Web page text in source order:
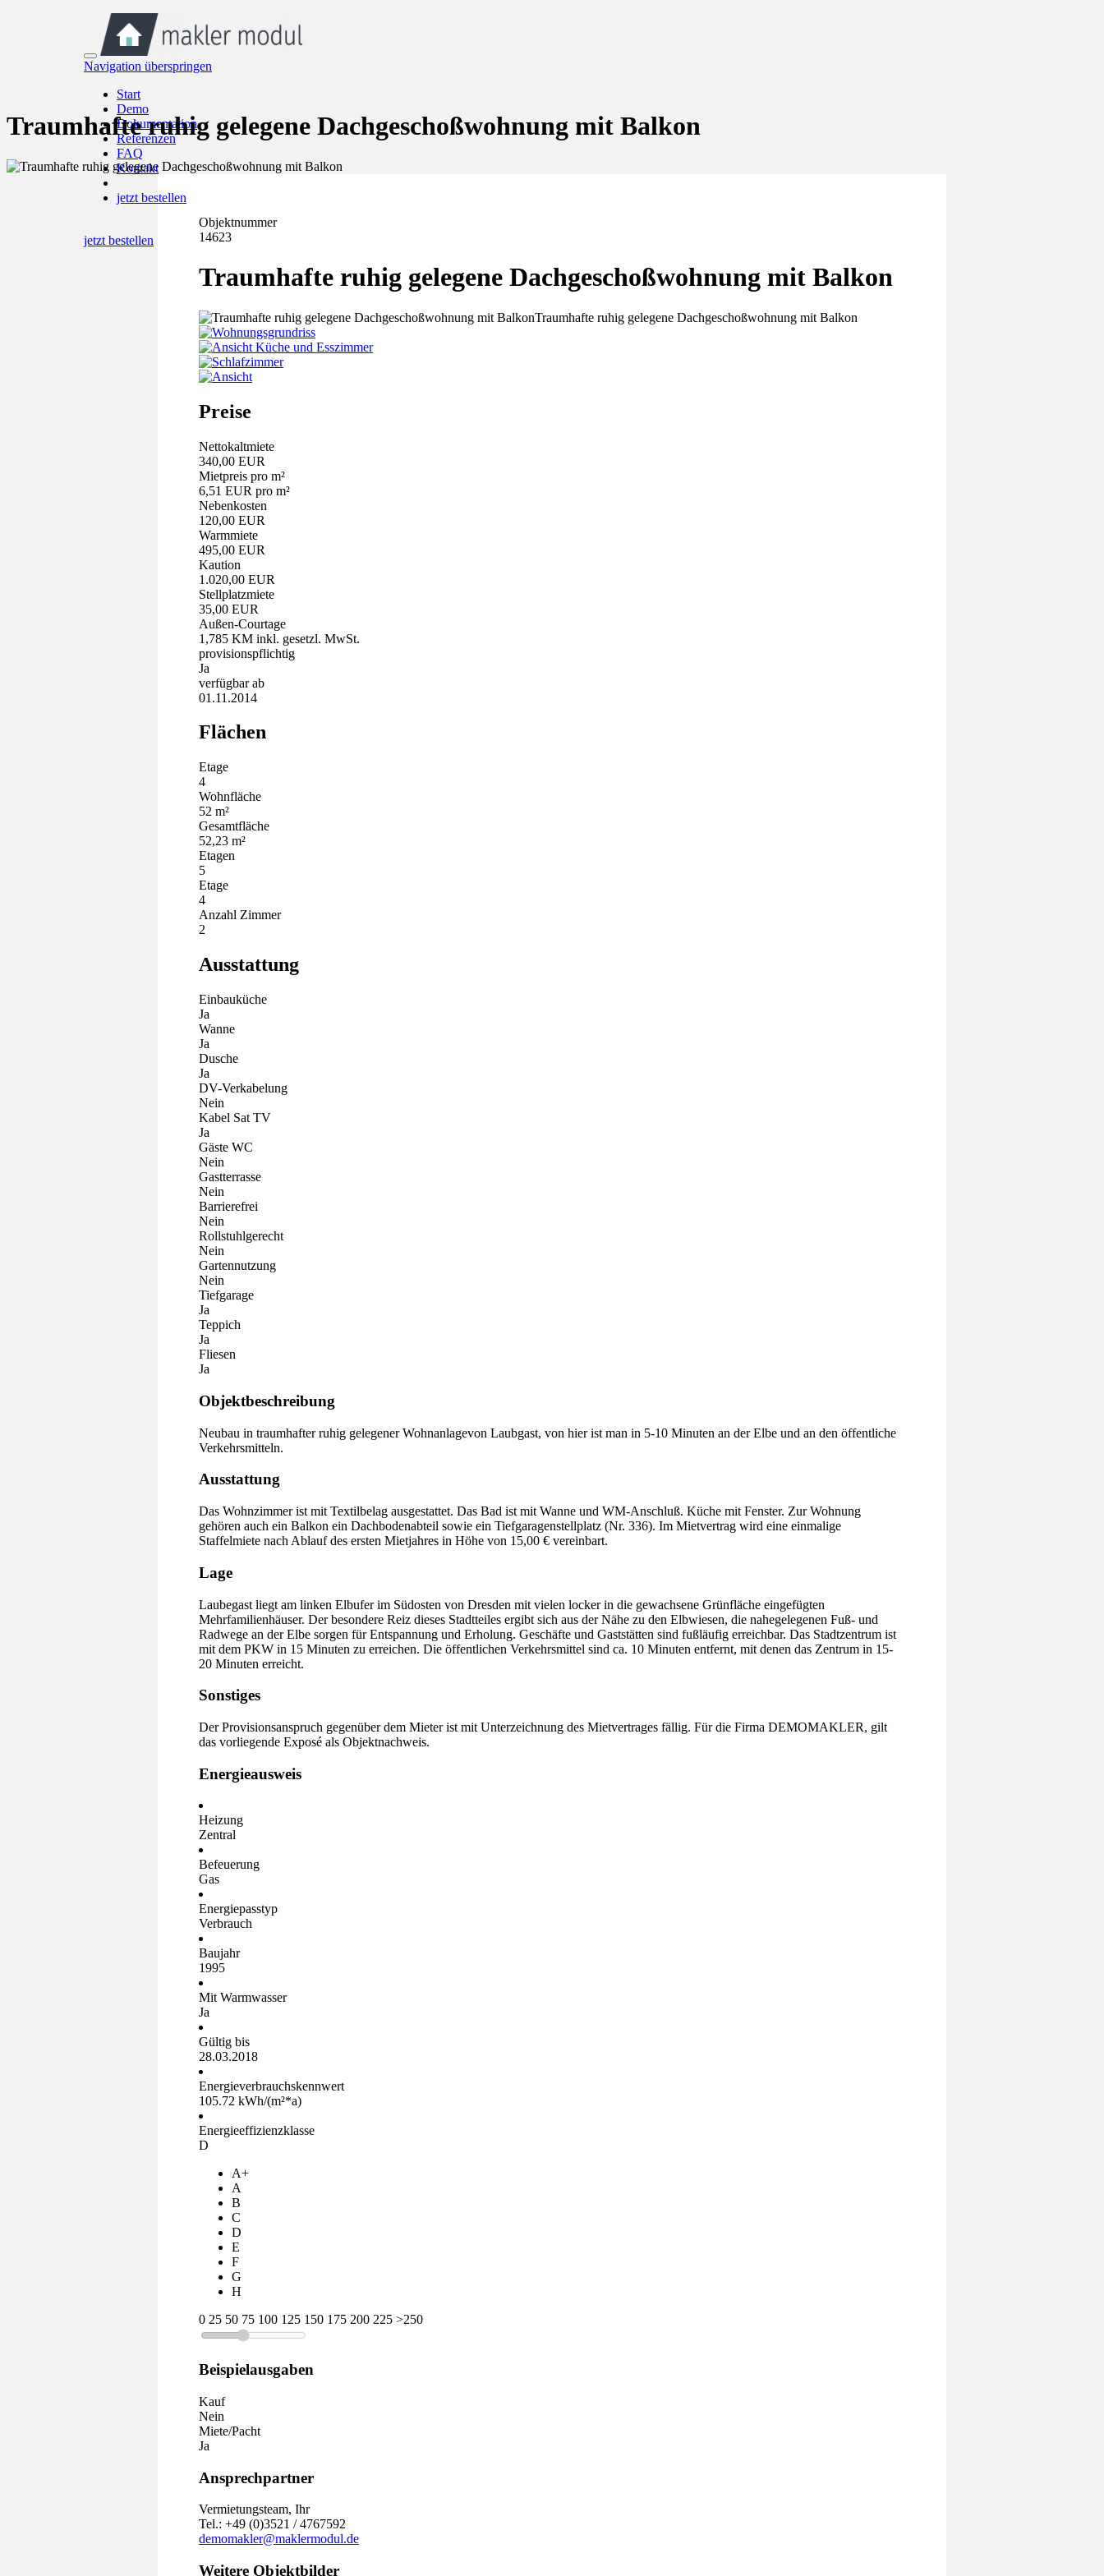
Navigation überspringen
Start
Demo
Dokumentation
Referenzen
FAQ
Kontakt
jetzt bestellen
jetzt bestellen
Traumhafte ruhig gelegene Dachgeschoßwohnung mit Balkon
Objektnummer
14623
Traumhafte ruhig gelegene Dachgeschoßwohnung mit Balkon
Preise
Nettokaltmiete
340,00 EUR
Mietpreis pro m²
6,51 EUR pro m²
Nebenkosten
120,00 EUR
Warmmiete
495,00 EUR
Kaution
1.020,00 EUR
Stellplatzmiete
35,00 EUR
Außen-Courtage
1,785 KM inkl. gesetzl. MwSt.
provisionspflichtig
Ja
verfügbar ab
01.11.2014
Flächen
Etage
4
Wohnfläche
52 m²
Gesamtfläche
52,23 m²
Etagen
5
Etage
4
Anzahl Zimmer
2
Ausstattung
Einbauküche
Ja
Wanne
Ja
Dusche
Ja
DV-Verkabelung
Nein
Kabel Sat TV
Ja
Gäste WC
Nein
Gastterrasse
Nein
Barrierefrei
Nein
Rollstuhlgerecht
Nein
Gartennutzung
Nein
Tiefgarage
Ja
Teppich
Ja
Fliesen
Ja
Objektbeschreibung
Neubau in traumhafter ruhig gelegener Wohnanlagevon Laubgast, von hier ist man in 5-10 Minuten an der Elbe und an den öffentliche
Verkehrsmitteln.
Ausstattung
Das Wohnzimmer ist mit Textilbelag ausgestattet. Das Bad ist mit Wanne und WM-Anschluß. Küche mit Fenster. Zur Wohnung
gehören auch ein Balkon ein Dachbodenabteil sowie ein Tiefgaragenstellplatz (Nr. 336). Im Mietvertrag wird eine einmalige
Staffelmiete nach Ablauf des ersten Mietjahres in Höhe von 15,00 € vereinbart.
Lage
Laubegast liegt am linken Elbufer im Südosten von Dresden mit vielen locker in die gewachsene Grünfläche eingefügten
Mehrfamilienhäuser. Der besondere Reiz dieses Stadtteiles ergibt sich aus der Nähe zu den Elbwiesen, die nahegelegenen Fuß- und
Radwege an der Elbe sorgen für Entspannung und Erholung. Geschäfte und Gaststätten sind fußläufig erreichbar. Das Stadtzentrum ist
mit dem PKW in 15 Minuten zu erreichen. Die öffentlichen Verkehrsmittel sind ca. 10 Minuten entfernt, mit denen das Zentrum in 15-
20 Minuten erreicht.
Sonstiges
Der Provisionsanspruch gegenüber dem Mieter ist mit Unterzeichnung des Mietvertrages fällig. Für die Firma DEMOMAKLER, gilt
das vorliegende Exposé als Objektnachweis.
Energieausweis
Heizung
Zentral
Befeuerung
Gas
Energiepasstyp
Verbrauch
Baujahr
1995
Mit Warmwasser
Ja
Gültig bis
28.03.2018
Energieverbrauchskennwert
105.72 kWh/(m²*a)
Energieeffizienzklasse
D
A+
A
B
C
D
E
F
G
H
0 25 50 75 100 125 150 175 200 225 >250
Beispielausgaben
Kauf
Nein
Miete/Pacht
Ja
Ansprechpartner
Vermietungsteam, Ihr
Tel.: +49 (0)3521 / 4767592
demomakler@maklermodul.de
Weitere Objektbilder